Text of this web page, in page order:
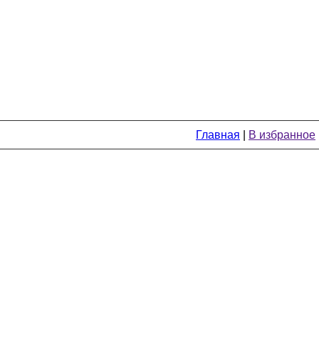
Главная В избранное